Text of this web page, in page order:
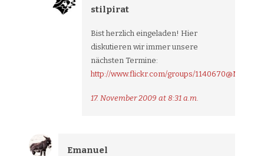
stilpirat
Bist herzlich eingeladen! Hier
diskutieren wir immer unsere
nächsten Termine:
http://www.flickr.com/groups/1140670@N20/
17. November 2009 at 8:31 a.m.
Emanuel